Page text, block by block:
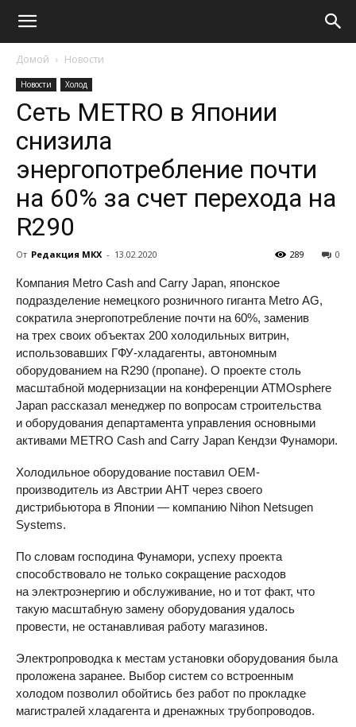
Домой Новости
Новости Холод
Сеть METRO в Японии
снизила
энергопотребление почти
на 60% за счет перехода на
R290
От Редакция МКХ - 13.02.2020 0
289
Компания Metro Cash and Carry Japan, японское
подразделение немецкого розничного гиганта Metro AG,
сократила энергопотребление почти на 60%, заменив
на трех своих объектах 200 холодильных витрин,
использовавших ГФУ-хладагенты, автономным
оборудованием на R290 (пропане). О проекте столь
масштабной модернизации на конференции ATMOsphere
Japan рассказал менеджер по вопросам строительства
и оборудования департамента управления основными
активами METRO Cash and Carry Japan Кендзи Фунамори.
Холодильное оборудование поставил OEM-
производитель из Австрии AHT через своего
дистрибьютора в Японии — компанию Nihon Netsugen
Systems.
По словам господина Фунамори, успеху проекта
способствовало не только сокращение расходов
на электроэнергию и обслуживание, но и тот факт, что
такую масштабную замену оборудования удалось
провести, не останавливая работу магазинов.
Электропроводка к местам установки оборудования была
проложена заранее. Выбор систем со встроенным
холодом позволил обойтись без работ по прокладке
магистралей хладагента и дренажных трубопроводов.